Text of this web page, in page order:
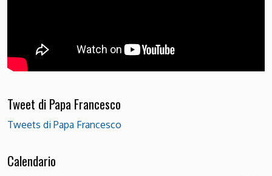
Tweet di Papa Francesco
Tweets di Papa Francesco
Calendario